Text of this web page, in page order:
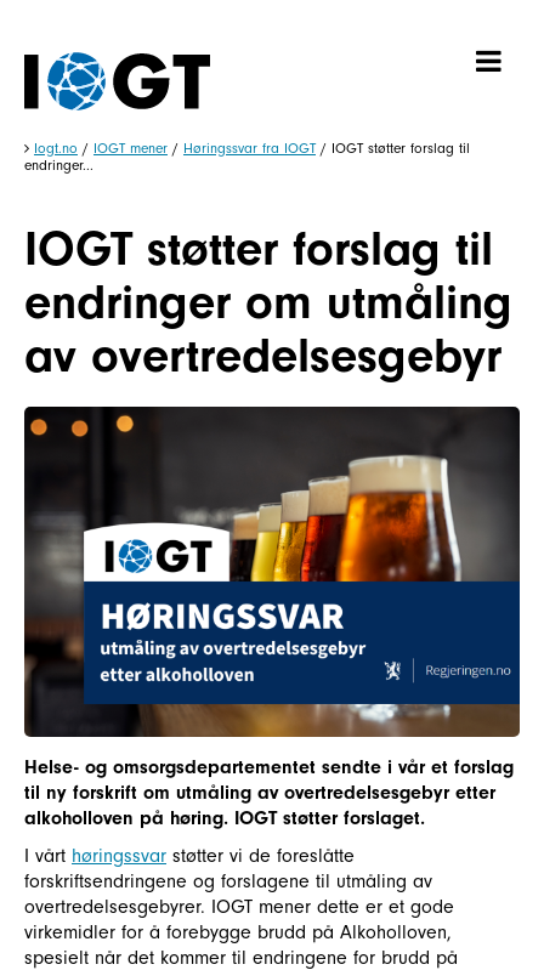
Iogt.no / IOGT mener / Høringssvar fra IOGT / IOGT støtter forslag til
endringer...
IOGT støtter forslag til
endringer om utmåling
av overtredelsesgebyr
Helse- og omsorgsdepartementet sendte i vår et forslag
til ny forskrift om utmåling av overtredelsesgebyr etter
alkoholloven på høring. IOGT støtter forslaget.
I vårt høringssvar støtter vi de foreslåtte
forskriftsendringene og forslagene til utmåling av
overtredelsesgebyrer. IOGT mener dette er et gode
virkemidler for å forebygge brudd på Alkoholloven,
spesielt når det kommer til endringene for brudd på